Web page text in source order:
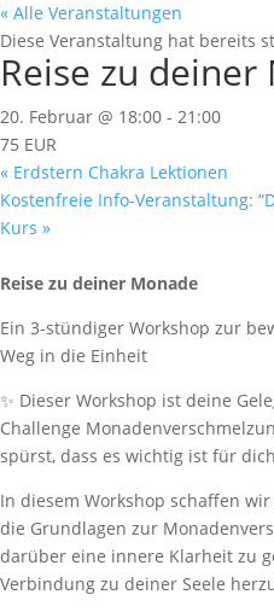
« Alle Veranstaltungen
Diese Veranstaltung hat bereits
Reise zu deiner
20. Februar @ 18:00 - 21:00
75 EUR
« Erdstern Chakra Lektionen
Kostenfreie Info-Veranstaltung:
Kurs »
Reise zu deiner Monade
Ein 3-stündiger Workshop zur
Weg in die Einheit
✨ Dieser Workshop ist deine
Challenge
spürst, dass es wichtig ist für
In diesem Workshop schaffen
die Grundlagen zur
darüber eine innere Klarheit zu
Verbindung zu deiner Seele